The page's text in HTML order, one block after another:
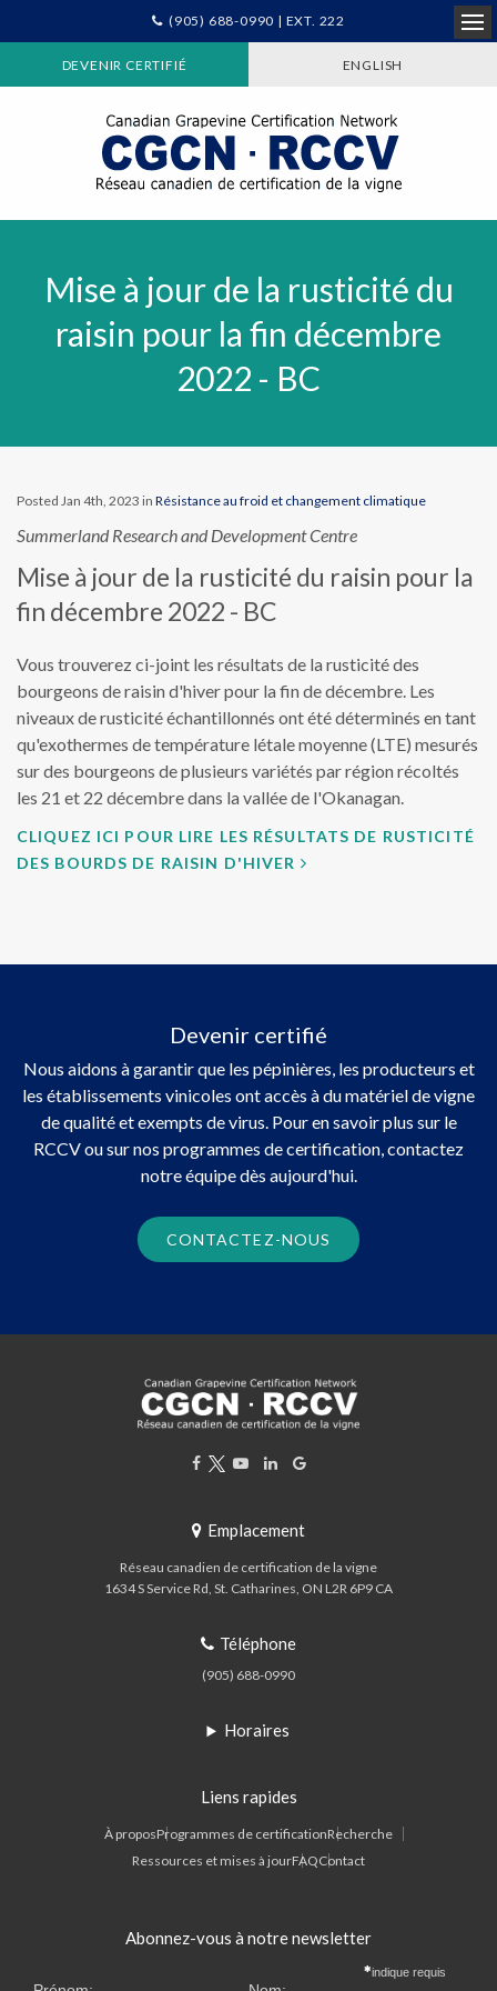
(905) 688-0990 | EXT. 222
DEVENIR CERTIFIÉ ENGLISH
Mise à jour de la rusticité du
raisin pour la fin décembre
2022 - BC
Posted Jan 4th, 2023 in Résistance au froid et changement climatique
Summerland Research and Development Centre
Mise à jour de la rusticité du raisin pour la
fin décembre 2022 - BC
Vous trouverez ci-joint les résultats de la rusticité des
bourgeons de raisin d'hiver pour la fin de décembre. Les
niveaux de rusticité échantillonnés ont été déterminés en tant
qu'exothermes de température létale moyenne (LTE) mesurés
sur des bourgeons de plusieurs variétés par région récoltés
les 21 et 22 décembre dans la vallée de l'Okanagan.
CLIQUEZ ICI POUR LIRE LES RÉSULTATS DE RUSTICITÉ
DES BOURDS DE RAISIN D'HIVER
Devenir certifié
Nous aidons à garantir que les pépinières, les producteurs et
les établissements vinicoles ont accès à du matériel de vigne
de qualité et exempts de virus. Pour en savoir plus sur le
RCCV ou sur nos programmes de certification, contactez
notre équipe dès aujourd'hui.
CONTACTEZ-NOUS
Emplacement
Réseau canadien de certification de la vigne
1634 S Service Rd St. Catharines ON L2R 6P9 CA
Téléphone
(905) 688-0990
Horaires
Liens rapides
À proposProgrammes de certificationRecherche
Ressources et mises à jourFAQContact
Abonnez-vous à notre newsletter
indique requis